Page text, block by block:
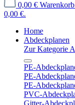
0,00 €
0,00 €.
Home
Abdeckplanen
Zur Kategorie
PE-
PE-
PE-
PVC-
Gitter-